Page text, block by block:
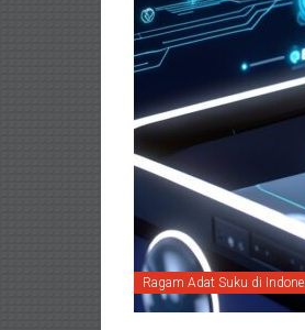
Ragam Adat Suku di